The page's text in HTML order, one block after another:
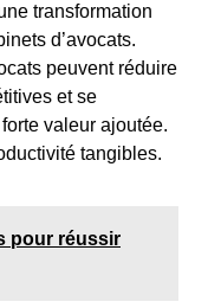
transformation
d’avocats.
peuvent réduire
et se
valeur ajoutée.
tangibles.
pour réussir